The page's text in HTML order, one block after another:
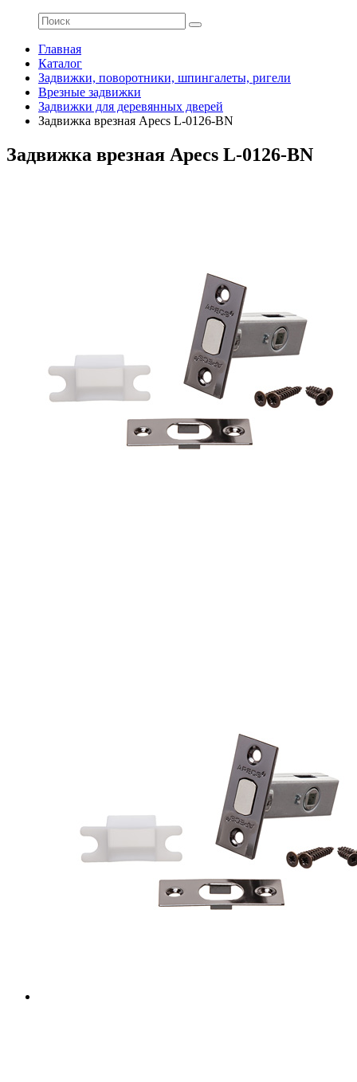
Главная
Каталог
Задвижки, поворотники, шпингалеты, ригели
Врезные задвижки
Задвижки для деревянных дверей
Задвижка врезная Apecs L-0126-BN
Задвижка врезная Apecs L-0126-BN